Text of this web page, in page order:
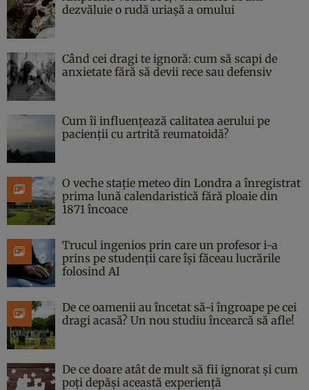
dezvăluie o rudă uriașă a omului
Când cei dragi te ignoră: cum să scapi de
anxietate fără să devii rece sau defensiv
Cum îi influențează calitatea aerului pe
pacienții cu artrită reumatoidă?
O veche stație meteo din Londra a înregistrat
prima lună calendaristică fără ploaie din
1871 încoace
Trucul ingenios prin care un profesor i-a
prins pe studenții care își făceau lucrările
folosind AI
De ce oamenii au încetat să-i îngroape pe cei
dragi acasă? Un nou studiu încearcă să afle!
De ce doare atât de mult să fii ignorat și cum
poți depăși această experiență